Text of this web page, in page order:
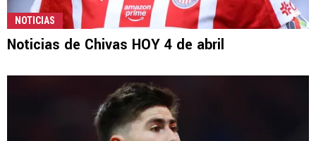
NOTICIAS
Noticias de Chivas HOY 4 de abril